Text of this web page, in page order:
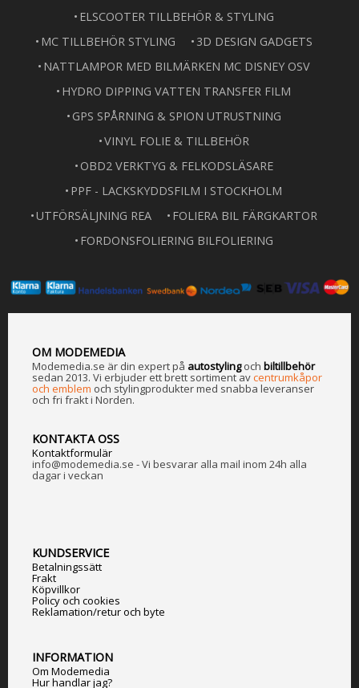
ELSCOOTER TILLBEHÖR & STYLING
MC TILLBEHÖR STYLING
3D DESIGN GADGETS
NATTLAMPOR MED BILMÄRKEN MC DISNEY OSV
HYDRO DIPPING VATTEN TRANSFER FILM
GPS SPÅRNING & SPION UTRUSTNING
VINYL FOLIE & TILLBEHÖR
OBD2 VERKTYG & FELKODSLÄSARE
PPF - LACKSKYDDSFILM I STOCKHOLM
UTFÖRSÄLJNING REA
FOLIERA BIL FÄRGKARTOR
FORDONSFOLIERING BILFOLIERING
OM MODEMEDIA
Modemedia.se är din expert på autostylingoch biltillbehör
sedan 2013. Vi erbjuder ett brett sortiment avcentrumkåpor
och emblem och stylingprodukter med snabba leveranser
och fri frakt i Norden.
KONTAKTA OSS
Kontaktformulär
info@modemedia.se - Vi besvarar alla mail inom 24h alla
dagar i veckan
KUNDSERVICE
Betalningssätt
Frakt
Köpvillkor
Policy och cookies
Reklamation/retur och byte
INFORMATION
Om Modemedia
Hur handlar jag?